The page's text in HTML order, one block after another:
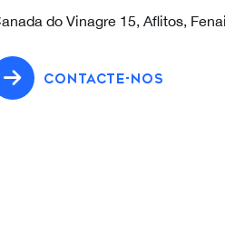
do Vinagre 15, Aflitos,
CONTACTE-NOS